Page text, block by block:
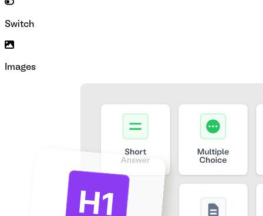
Switch
Images